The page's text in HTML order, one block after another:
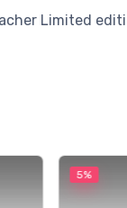
Limited
5%